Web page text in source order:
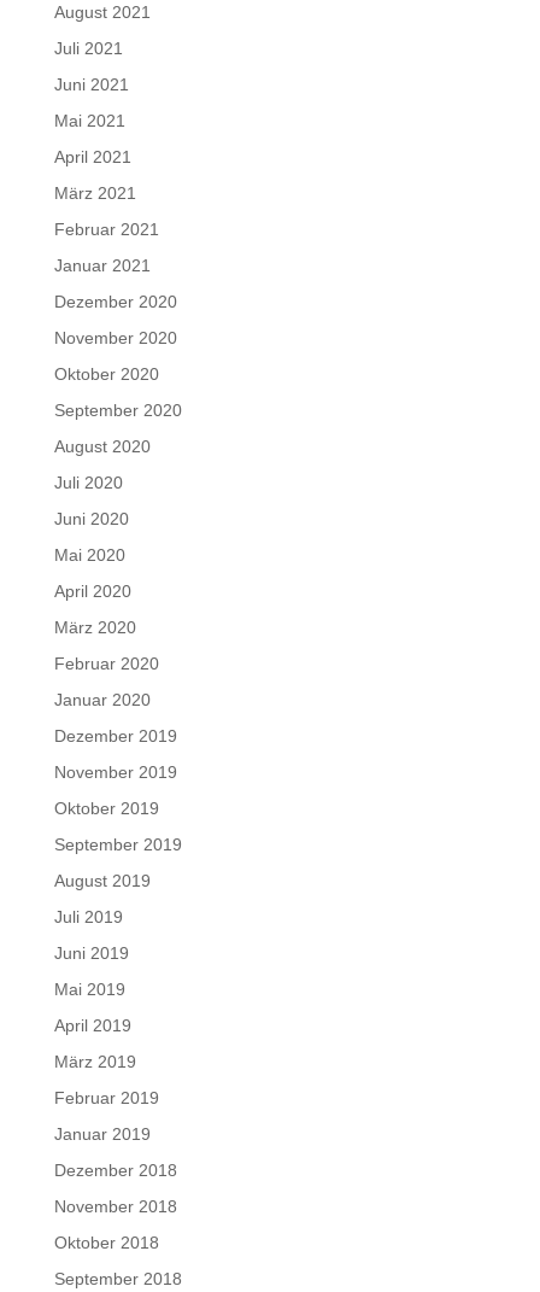
August 2021
Juli 2021
Juni 2021
Mai 2021
April 2021
März 2021
Februar 2021
Januar 2021
Dezember 2020
November 2020
Oktober 2020
September 2020
August 2020
Juli 2020
Juni 2020
Mai 2020
April 2020
März 2020
Februar 2020
Januar 2020
Dezember 2019
November 2019
Oktober 2019
September 2019
August 2019
Juli 2019
Juni 2019
Mai 2019
April 2019
März 2019
Februar 2019
Januar 2019
Dezember 2018
November 2018
Oktober 2018
September 2018